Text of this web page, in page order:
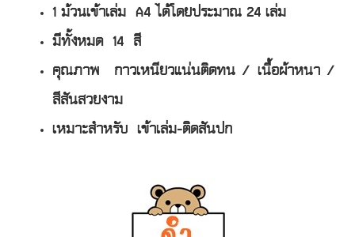
1 ม้วนเข้าเล่ม A4 ได้โดยประมาณ 24 เล่ม
มีทั้งหมด 14 สี
คุณภาพ กาวเหนียวแน่นติดทน / เนื้อผ้าหนา /
สีสันสวยงาม
เหมาะสำหรับ เข้าเล่ม-ติดสันปก